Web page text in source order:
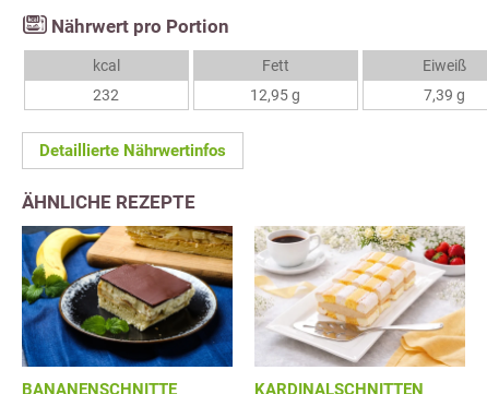
Nährwert pro Portion
kcal
232
Fett
12,95 g
Eiweiß
7,39 g
Detaillierte Nährwertinfos
ÄHNLICHE REZEPTE
BANANENSCHNITTE
KARDINALSCHNITTEN